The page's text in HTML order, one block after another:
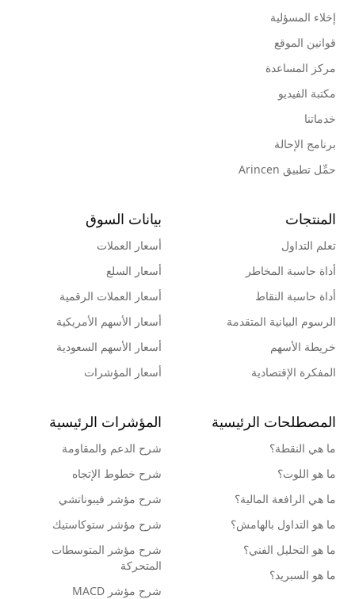
إخلاء المسؤلية
قوانين الموقع
مركز المساعدة
مكتبة الفيديو
خدماتنا
برنامج الإحالة
حمِّل تطبيق Arincen
المنتجات
تعلم التداول
أداة حاسبة المخاطر
أداة حاسبة النقاط
الرسوم البيانية المتقدمة
خريطة الأسهم
المفكرة الإقتصادية
بيانات السوق
أسعار العملات
أسعار السلع
أسعار العملات الرقمية
أسعار الأسهم الأمريكية
أسعار الأسهم السعودية
أسعار المؤشرات
المصطلحات الرئيسية
ما هي النقطة؟
ما هو اللوت؟
ما هي الرافعة المالية؟
ما هو التداول بالهامش؟
ما هو التحليل الفني؟
ما هو السبريد؟
المؤشرات الرئيسية
شرح الدعم والمقاومة
شرح خطوط الإتجاه
شرح مؤشر فيبوناتشي
شرح مؤشر ستوكاستيك
شرح مؤشر المتوسطات
المتحركة
شرح مؤشر MACD